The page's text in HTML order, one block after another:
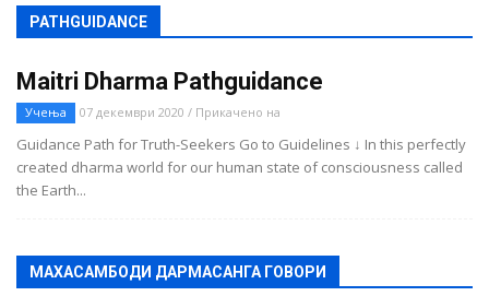
PATHGUIDANCE
Maitri Dharma Pathguidance
Учења 07 декември 2020 / Прикачено на
Guidance Path for Truth-Seekers Go to Guidelines ↓ In this perfectly
created dharma world for our human state of consciousness called
the Earth...
МАХАСАМБОДИ ДАРМАСАНГА ГОВОРИ